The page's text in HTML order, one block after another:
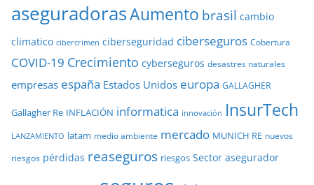
aseguradorasAumento brasil cambio
climatico cibercrimen ciberseguridad ciberseguros Cobertura
COVID-19 Crecimiento cyberseguros desastres naturales
empresas españa Estados Unidos europa GALLAGHER
Gallagher Re INFLACIÓN informatica innovación InsurTech
LANZAMIENTO latam medio ambiente mercado MUNICH RE nuevos
riesgos pérdidas reaseguros riesgos Sector asegurador